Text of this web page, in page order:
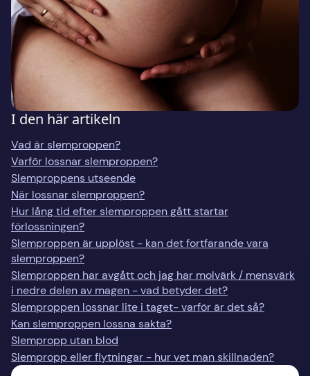
I den här artikeln
Vad är slemproppen?
Varför lossnar slemproppen?
Slemproppens utseende
När lossnar slemproppen?
Hur lång tid efter slemproppen gått startar
förlossningen?
Slemproppen är upplöst - kan det fortfarande vara
slemproppen?
Slemproppen har avgått och jag har molvärk / mensvärk
i nedre delen av magen - vad betyder det?
Slemproppen lossnar lite i taget- varför är det så?
Kan slemproppen lossna sakta?
Slempropp utan blod
Slempropp eller flytningar - hur vet man skillnaden?